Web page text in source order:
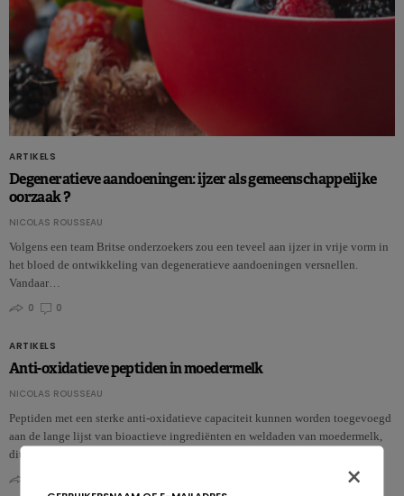
ARTIKELS
Degeneratieve aandoeningen: ijzer als gemeenschappelijke
oorzaak ?
NICOLAS ROUSSEAU
Volgens een team Britse onderzoekers zou een teveel aan ijzer in vrije vorm in
het bloed de ontwikkeling van degeneratieve aandoeningen versnellen.
Vandaar…
0
0
ARTIKELS
Anti-oxidatieve peptiden in moedermelk
NICOLAS ROUSSEAU
Peptiden met een sterke anti-oxidatieve capaciteit kunnen worden toegevoegd
aan de lange lijst van bioactieve ingrediënten en weldaden van moedermelk,
dit v…
×